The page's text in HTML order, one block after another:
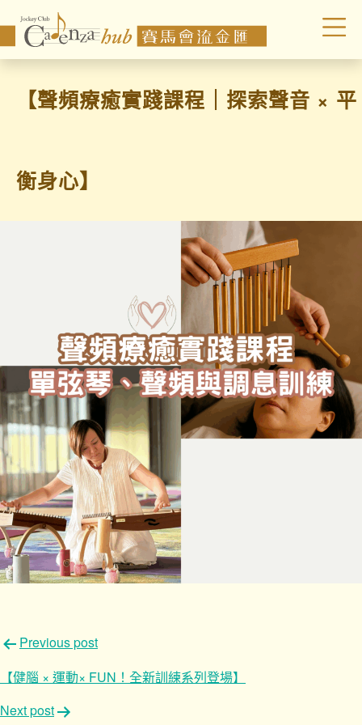
【聲頻療癒實踐課程｜探索聲音 × 平
衡身心】
文
章
導
覽
Previous post
【健腦 × 運動× FUN！全新訓練系列登場】
Next post